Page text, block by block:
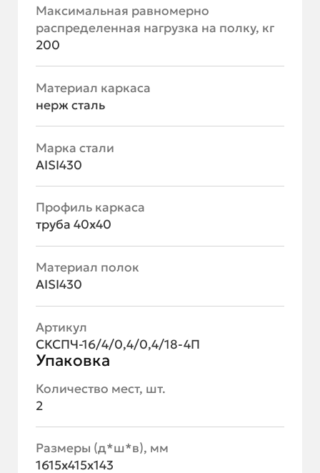
Максимальная равномерно
распределенная нагрузка на полку, кг
200
Материал каркаса
нерж сталь
Марка стали
AISI430
Профиль каркаса
труба 40х40
Материал полок
AISI430
Артикул
СКСПЧ-16/4/0,4/0,4/18-4П
Упаковка
Количество мест, шт.
2
Размеры (д*ш*в), мм
1615х415х143